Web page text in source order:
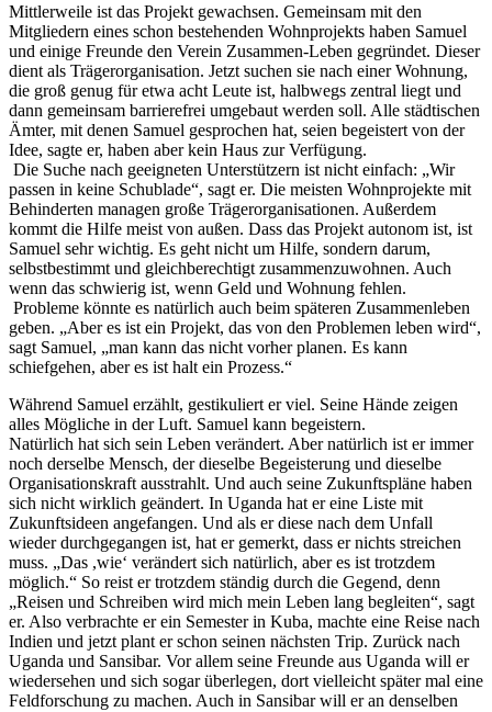
Mittlerweile ist das Projekt gewachsen. Gemeinsam mit den
Mitgliedern eines schon bestehenden Wohnprojekts haben Samuel
und einige Freunde den Verein Zusammen-Leben gegründet. Dieser
dient als Trägerorganisation. Jetzt suchen sie nach einer Wohnung,
die groß genug für etwa acht Leute ist, halbwegs zentral liegt und
dann gemeinsam barrierefrei umgebaut werden soll. Alle städtischen
Ämter, mit denen Samuel gesprochen hat, seien begeistert von der
Idee, sagte er, haben aber kein Haus zur Verfügung.
Die Suche nach geeigneten Unterstützern ist nicht einfach: „Wir
passen in keine Schublade“, sagt er. Die meisten Wohnprojekte mit
Behinderten managen große Trägerorganisationen. Außerdem
kommt die Hilfe meist von außen. Dass das Projekt autonom ist, ist
Samuel sehr wichtig. Es geht nicht um Hilfe, sondern darum,
selbstbestimmt und gleichberechtigt zusammenzuwohnen. Auch
wenn das schwierig ist, wenn Geld und Wohnung fehlen.
Probleme könnte es natürlich auch beim späteren Zusammenleben
geben. „Aber es ist ein Projekt, das von den Problemen leben wird“,
sagt Samuel, „man kann das nicht vorher planen. Es kann
schiefgehen, aber es ist halt ein Prozess.“
Während Samuel erzählt, gestikuliert er viel. Seine Hände zeigen
alles Mögliche in der Luft. Samuel kann begeistern.
Natürlich hat sich sein Leben verändert. Aber natürlich ist er immer
noch derselbe Mensch, der dieselbe Begeisterung und dieselbe
Organisationskraft ausstrahlt. Und auch seine Zukunftspläne haben
sich nicht wirklich geändert. In Uganda hat er eine Liste mit
Zukunftsideen angefangen. Und als er diese nach dem Unfall
wieder durchgegangen ist, hat er gemerkt, dass er nichts streichen
muss. „Das ,wie‘ verändert sich natürlich, aber es ist trotzdem
möglich.“ So reist er trotzdem ständig durch die Gegend, denn
„Reisen und Schreiben wird mich mein Leben lang begleiten“, sagt
er. Also verbrachte er ein Semester in Kuba, machte eine Reise nach
Indien und jetzt plant er schon seinen nächsten Trip. Zurück nach
Uganda und Sansibar. Vor allem seine Freunde aus Uganda will er
wiedersehen und sich sogar überlegen, dort vielleicht später mal eine
Feldforschung zu machen. Auch in Sansibar will er an denselben